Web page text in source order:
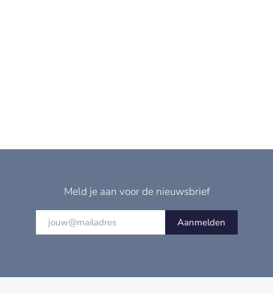
Meld je aan voor de nieuwsbrief
Aanmelden